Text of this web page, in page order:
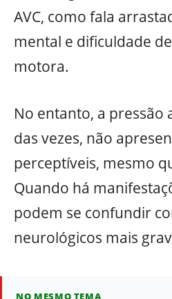
AVC, como fala
mental e dificuldade
motora.
No entanto, a pressão
das vezes, não
perceptíveis, mesmo
Quando há
podem se confundir
neurológicos mais
NO MESMO TEMA